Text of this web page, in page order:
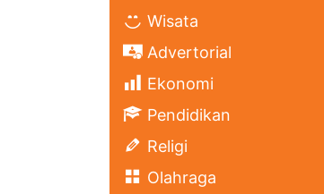
Wisata
Advertorial
Ekonomi
Pendidikan
Religi
Olahraga